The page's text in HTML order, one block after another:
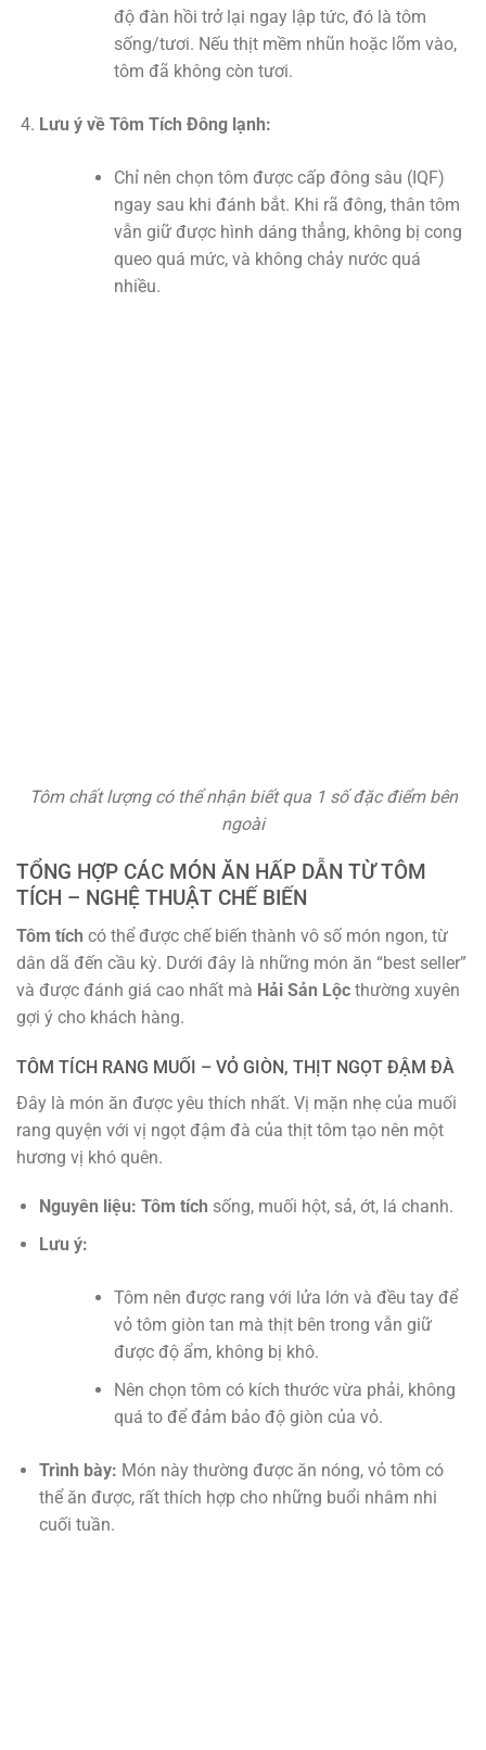
độ đàn hồi trở lại ngay lập tức, đó là tôm
sống/tươi. Nếu thịt mềm nhũn hoặc lõm vào,
tôm đã không còn tươi.
Lưu ý về Tôm Tích Đông lạnh:
Chỉ nên chọn tôm được cấp đông sâu (IQF)
ngay sau khi đánh bắt. Khi rã đông, thân tôm
vẫn giữ được hình dáng thẳng, không bị cong
queo quá mức, và không chảy nước quá
nhiều.
Tôm chất lượng có thể nhận biết qua 1 số đặc điểm bên
ngoài
TỔNG HỢP CÁC MÓN ĂN HẤP DẪN TỪ TÔM
TÍCH – NGHỆ THUẬT CHẾ BIẾN
Tôm tích có thể được chế biến thành vô số món ngon, từ
dân dã đến cầu kỳ. Dưới đây là những món ăn “best seller”
và được đánh giá cao nhất mà Hải Sản Lộc thường xuyên
gợi ý cho khách hàng.
TÔM TÍCH RANG MUỐI – VỎ GIÒN, THỊT NGỌT ĐẬM ĐÀ
Đây là món ăn được yêu thích nhất. Vị mặn nhẹ của muối
rang quyện với vị ngọt đậm đà của thịt tôm tạo nên một
hương vị khó quên.
Nguyên liệu: Tôm tích sống, muối hột, sả, ớt, lá chanh.
Lưu ý:
Tôm nên được rang với lửa lớn và đều tay để
vỏ tôm giòn tan mà thịt bên trong vẫn giữ
được độ ẩm, không bị khô.
Nên chọn tôm có kích thước vừa phải, không
quá to để đảm bảo độ giòn của vỏ.
Trình bày: Món này thường được ăn nóng, vỏ tôm có
thể ăn được, rất thích hợp cho những buổi nhâm nhi
cuối tuần.